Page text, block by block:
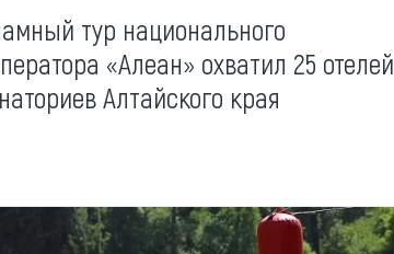
тур национального
«Алеан» охватил 25 отелей
Алтайского края